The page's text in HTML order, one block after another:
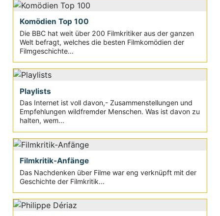
Komödien Top 100
Die BBC hat weit über 200 Filmkritiker aus der ganzen
Welt befragt, welches die besten Filmkomödien der
Filmgeschichte...
Playlists
Das Internet ist voll davon,- Zusammenstellungen und
Empfehlungen wildfremder Menschen. Was ist davon zu
halten, wem...
Filmkritik-Anfänge
Das Nachdenken über Filme war eng verknüpft mit der
Geschichte der Filmkritik...